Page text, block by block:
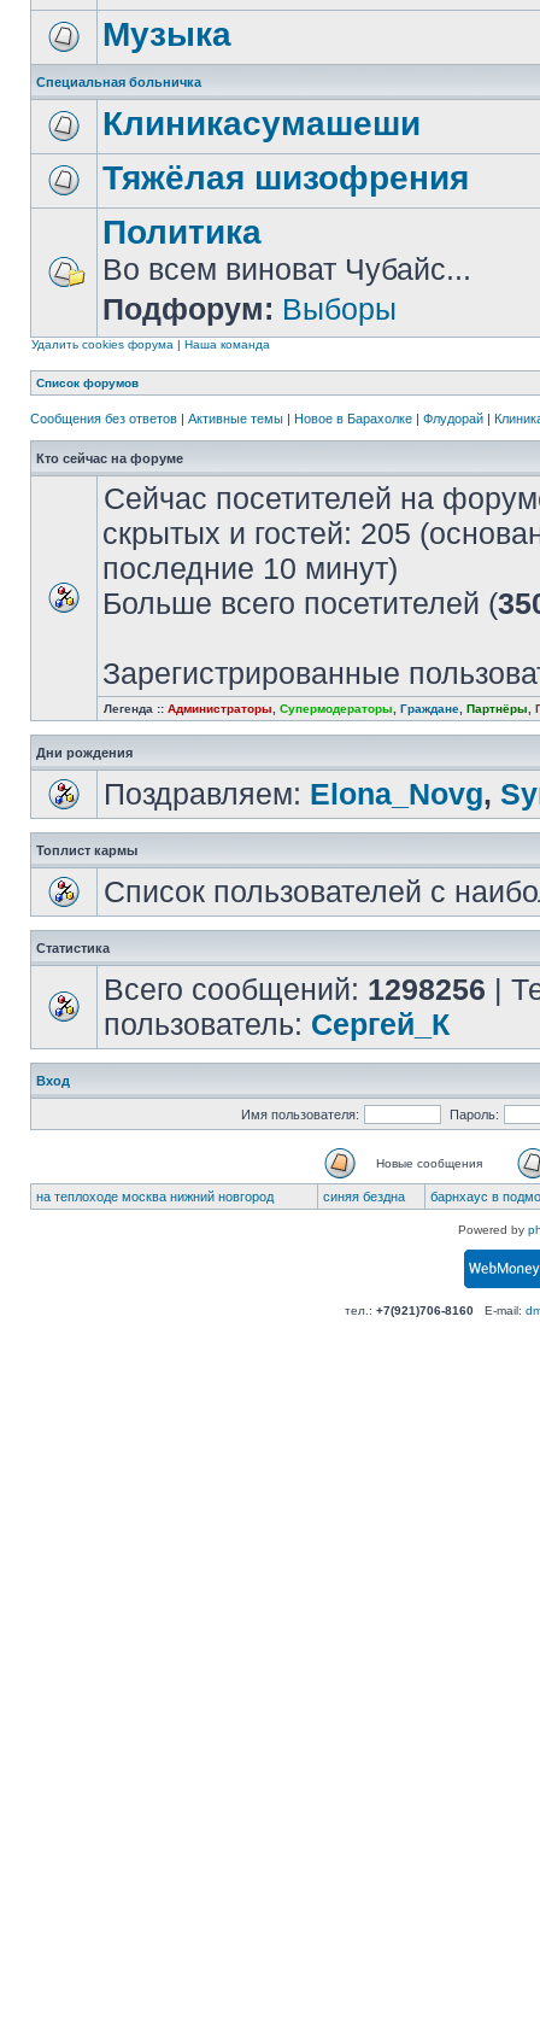
Музыка
Специальная больничка
Клиникасумашеши
Тяжёлая шизофрения
Политика
Во всем виноват Чубайс...
Подфорум: Выборы
Удалить cookies форума | Наша команда
Список форумов
Сообщения без ответов | Активные темы | Новое в Барахолке | Флудорай |
Кто сейчас на форуме
Сейчас посетителей на
скрытых и гостей: 205
последние 10 минут)
Больше всего посетителей (
Зарегистрированные
Легенда :: Администраторы Супермодераторы Граждане Партнёры
Дни рождения
Поздравляем: Elona_Novg,
Топлист кармы
Список пользователей с
Статистика
Всего сообщений: 1298256 |
пользователь: Сергей_К
Вход
Имя пользователя: Пароль:
Новые сообщения
на теплоходе москва нижний новгород синяя бездна барнхаус в
Powered by
тел.: +7(921)706-8160E-mail: